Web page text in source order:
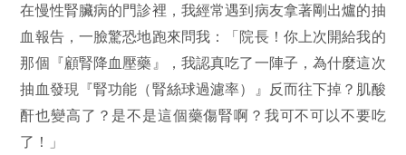
在慢性腎臟病的門診裡，我經常遇到病友拿著剛出爐的抽
血報告，一臉驚恐地跑來問我：「院長！你上次開給我的
那個『顧腎降血壓藥』，我認真吃了一陣子，為什麼這次
抽血發現『腎功能（腎絲球過濾率）』反而往下掉？肌酸
酐也變高了？是不是這個藥傷腎啊？我可不可以不要吃
了！」